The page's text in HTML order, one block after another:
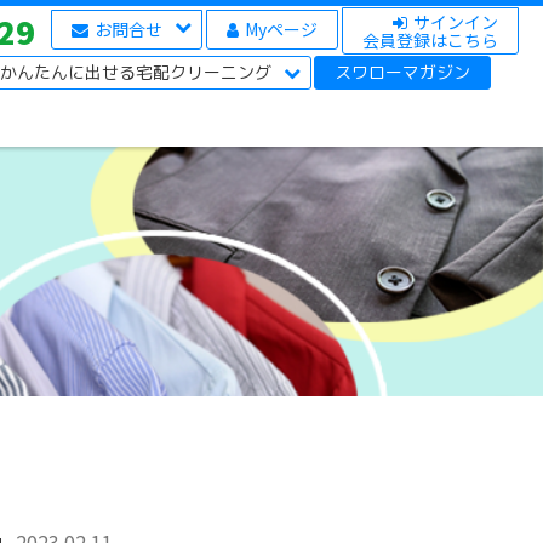
かんたんに出せる宅配クリーニング スワローマガジン
お問合せ Myページ サインイン
会員登録はこちら